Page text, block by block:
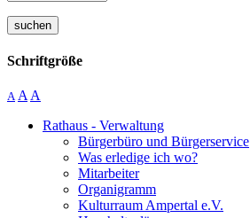
suchen
Schriftgröße
A A A
Rathaus - Verwaltung
Bürgerbüro und Bürgerservice
Was erledige ich wo?
Mitarbeiter
Organigramm
Kulturraum Ampertal e.V.